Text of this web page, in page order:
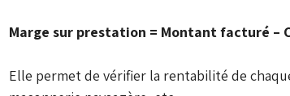
Marge sur prestation = Montant facturé –
Elle permet de vérifier la rentabilité de